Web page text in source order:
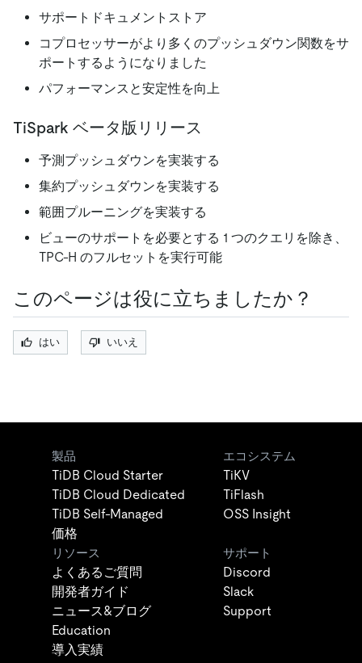
サポートドキュメントストア
コプロセッサーがより多くのプッシュダウン関数をサ
ポートするようになりました
パフォーマンスと安定性を向上
TiSpark ベータ版リリース
予測プッシュダウンを実装する
集約プッシュダウンを実装する
範囲プルーニングを実装する
ビューのサポートを必要とする 1 つのクエリを除き、
TPC-H のフルセットを実行可能
このページは役に立ちましたか？
はい いいえ
製品
TiDB Cloud Starter
TiDB Cloud Dedicated
TiDB Self-Managed
価格
エコシステム
TiKV
TiFlash
OSS Insight
リソース
よくあるご質問
開発者ガイド
ニュース&ブログ
Education
導入実績
サポート
Discord
Slack
Support